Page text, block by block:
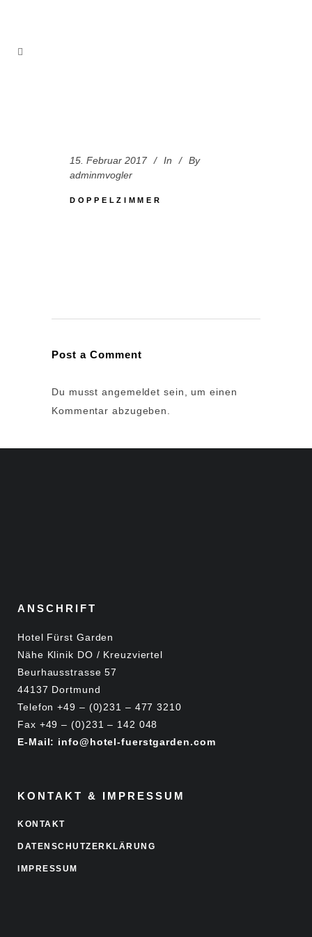
15. Februar 2017 In
By
adminmvogler
DOPPELZIMMER
Post a Comment
Du musstangemeldet sein, um einen
Kommentar abzugeben.
ANSCHRIFT
Hotel Fürst Garden
Nähe Klinik DO / Kreuzviertel
Beurhausstrasse 57
44137 Dortmund
Telefon +49 – (0)231 – 477 3210
Fax +49 – (0)231 – 142 048
E-Mail: info@hotel-fuerstgarden.com
KONTAKT & IMPRESSUM
KONTAKT
DATENSCHUTZERKLÄRUNG
IMPRESSUM